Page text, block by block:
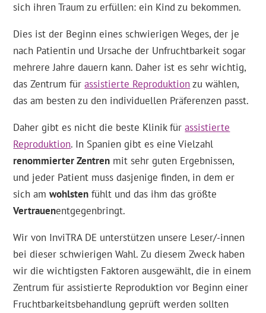
sich ihren Traum zu erfüllen: ein Kind zu bekommen.
Dies ist der Beginn eines schwierigen Weges, der je
nach Patientin und Ursache der Unfruchtbarkeit sogar
mehrere Jahre dauern kann. Daher ist es sehr wichtig,
das Zentrum fürassistierte Reproduktionzu wählen,
das am besten zu den individuellen Präferenzen passt.
Daher gibt es nicht die beste Klinik fürassistierte
Reproduktion. In Spanien gibt es eine Vielzahl
renommierter Zentren mit sehr guten Ergebnissen,
und jeder Patient muss dasjenige finden, in dem er
sich amwohlsten fühlt und das ihm das größte
Vertrauenentgegenbringt.
Wir von InviTRA DE unterstützen unsere Leser/-innen
bei dieser schwierigen Wahl. Zu diesem Zweck haben
wir die wichtigsten Faktoren ausgewählt, die in einem
Zentrum für assistierte Reproduktion vor Beginn einer
Fruchtbarkeitsbehandlung geprüft werden sollten